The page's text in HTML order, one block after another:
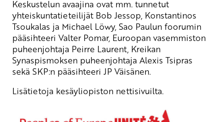
Keskustelun avaajina ovat mm. tunnetut
yhteiskuntatieteilijät Bob Jessop, Konstantinos
Tsoukalas ja Michael Löwy, Sao Paulun foorumin
pääsihteeri Valter Pomar, Euroopan vasemmiston
puheenjohtaja Peirre Laurent, Kreikan
Synaspismoksen puheenjohtaja Alexis Tsipras
sekä SKP:n pääsihteeri JP Väisänen.
Lisätietoja kesäyliopiston nettisivuilta.